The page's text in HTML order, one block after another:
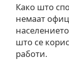
Како што
немаат
што се
работи.